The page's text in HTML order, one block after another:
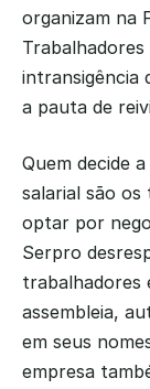
organizam na
intransigência
a pauta de
Quem decide
salarial são os
optar por
Serpro
trabalhadores
assembleia,
em seus
empresa